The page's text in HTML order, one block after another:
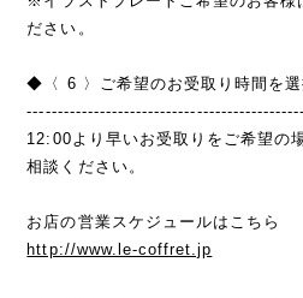
ださい。
◆〈 6 〉ご希望のお受取り時間を選
12:00より早いお受取りをご希望の
相談ください。
お店の営業スケジュールはこちら
http://www.le-coffret.jp